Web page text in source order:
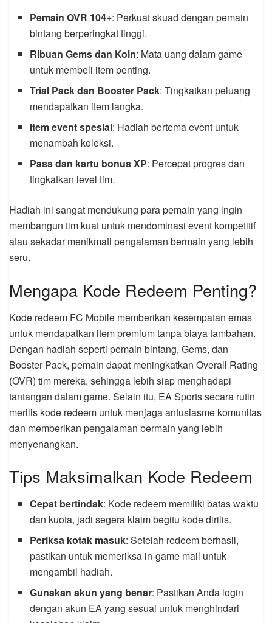
Pemain OVR 104+: Perkuat skuad dengan pemain
bintang berperingkat tinggi.
Ribuan Gems dan Koin: Mata uang dalam game
untuk membeli item penting.
Trial Pack dan Booster Pack: Tingkatkan peluang
mendapatkan item langka.
Item event spesial: Hadiah bertema event untuk
menambah koleksi.
Pass dan kartu bonus XP: Percepat progres dan
tingkatkan level tim.
Hadiah ini sangat mendukung para pemain yang ingin
membangun tim kuat untuk mendominasi event kompetitif
atau sekadar menikmati pengalaman bermain yang lebih
seru.
Mengapa Kode Redeem Penting?
Kode redeem FC Mobile memberikan kesempatan emas
untuk mendapatkan item premium tanpa biaya tambahan.
Dengan hadiah seperti pemain bintang, Gems, dan
Booster Pack, pemain dapat meningkatkan Overall Rating
(OVR) tim mereka, sehingga lebih siap menghadapi
tantangan dalam game. Selain itu, EA Sports secara rutin
merilis kode redeem untuk menjaga antusiasme komunitas
dan memberikan pengalaman bermain yang lebih
menyenangkan.
Tips Maksimalkan Kode Redeem
Cepat bertindak: Kode redeem memiliki batas waktu
dan kuota, jadi segera klaim begitu kode dirilis.
Periksa kotak masuk: Setelah redeem berhasil,
pastikan untuk memeriksa in-game mail untuk
mengambil hadiah.
Gunakan akun yang benar: Pastikan Anda login
dengan akun EA yang sesuai untuk menghindari